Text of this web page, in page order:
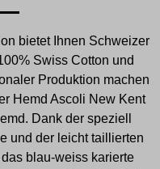
bietet Ihnen Schweizer
Swiss Cotton und
Produktion machen
Hemd Ascoli New Kent
Dank der speziell
und der leicht taillierten
blau-weiss karierte